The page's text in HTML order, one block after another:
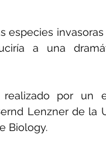
a una
por un
Lenzner de la
Biology.